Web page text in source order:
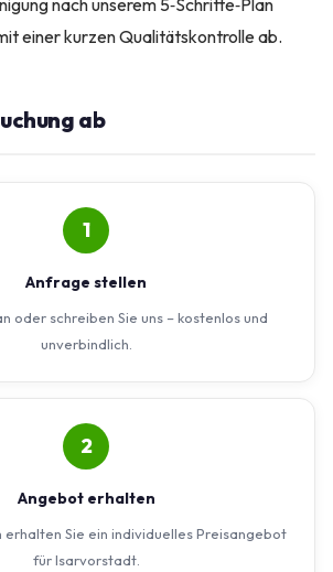
einer kurzen Qualitätskontrolle ab.
ab
1
Anfrage stellen
oder schreiben Sie uns – kostenlos und
unverbindlich.
2
Angebot erhalten
erhalten Sie ein individuelles Preisangebot
für Isarvorstadt.